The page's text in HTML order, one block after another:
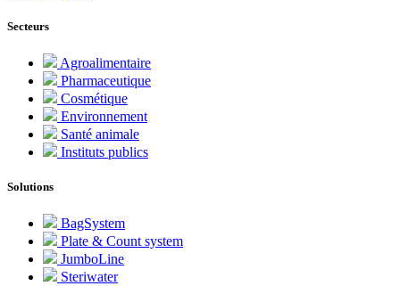
Secteurs
Agroalimentaire
Pharmaceutique
Cosmétique
Environnement
Santé animale
Instituts publics
Solutions
BagSystem
Plate & Count system
JumboLine
Steriwater